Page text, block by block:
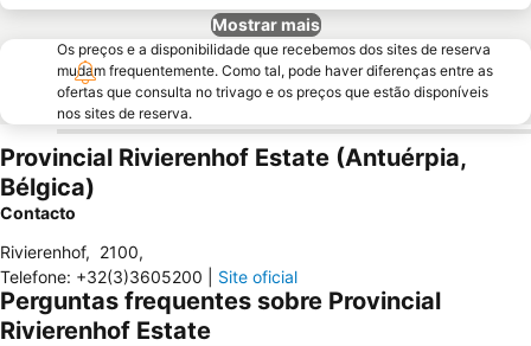
Mostrar mais
Os preços e a disponibilidade que recebemos dos sites de reserva
mudam frequentemente. Como tal, pode haver diferenças entre as
ofertas que consulta no trivago e os preços que estão disponíveis
nos sites de reserva.
Provincial Rivierenhof Estate (Antuérpia,
Bélgica)
Contacto
Rivierenhof, 2100,
Telefone: +32(3)3605200 Site oficial
Perguntas frequentes sobre Provincial
Rivierenhof Estate